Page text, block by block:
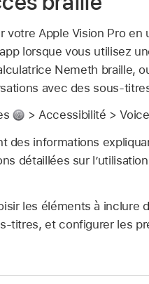
votre Apple Vision Pro
lorsque vous utilisez
Nemeth braille,
avec des sous-
> Accessibilité >
des informations
détaillées sur
les éléments à inclure
titres, et configurer les